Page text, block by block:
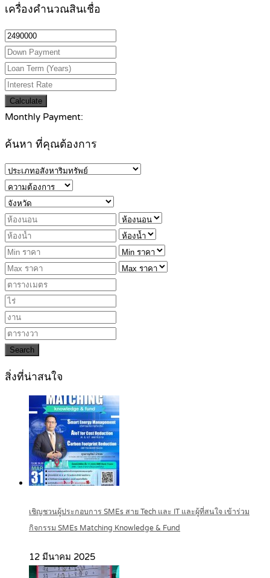
เครื่องคำนวณสินเชื่อ
Calculate
Monthly Payment:
ค้นหา ที่คุณต้องการ
Search
สิ่งที่น่าสนใจ
เชิญชวนผู้ประกอบการ SMEs สาย Tech และ IT และผู้ที่สนใจ เข้าร่วม
กิจกรรม SMEs Matching Knowledge & Fund
12 มีนาคม 2025